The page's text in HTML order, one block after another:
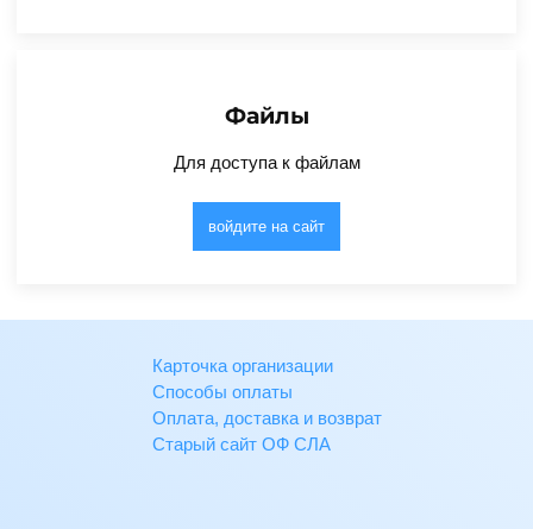
Файлы
Для доступа к файлам
войдите на сайт
Карточка организации
Способы оплаты
Оплата, доставка и возврат
Старый сайт ОФ СЛА